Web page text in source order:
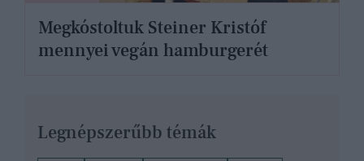
Megkóstoltuk Steiner Kristóf
mennyei vegán hamburgerét
Legnépszerűbb témák